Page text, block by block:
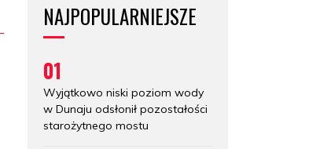
NAJPOPULARNIEJSZE
01
Wyjątkowo niski poziom wody
w Dunaju odsłonił pozostałości
starożytnego mostu